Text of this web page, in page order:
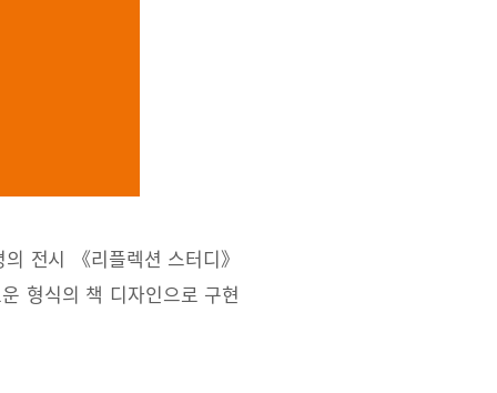
전시 《리플렉션 스터디》
형식의 책 디자인으로 구현